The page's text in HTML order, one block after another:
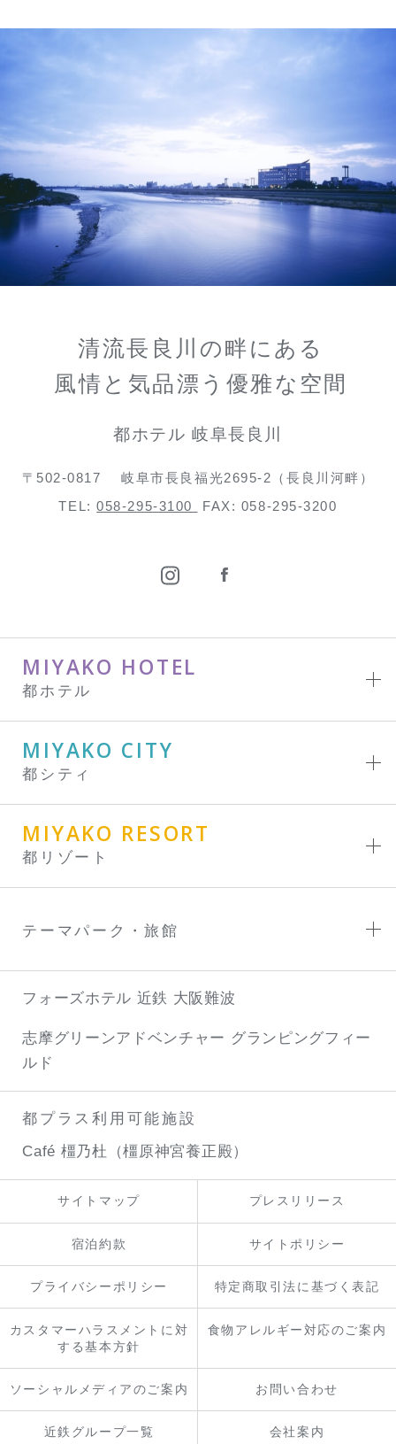
清流長良川の畔にある
風情と気品漂う優雅な空間
都ホテル 岐阜長良川
〒502-0817
岐阜市長良福光2695-2（長良川河畔）
TEL:058-295-3100 FAX: 058-295-3200
MIYAKO HOTEL
都ホテル
MIYAKO CITY
都シティ
MIYAKO RESORT
都リゾート
テーマパーク・旅館
フォーズホテル 近鉄 大阪難波
志摩グリーンアドベンチャー グランピングフィー
ルド
都プラス利用可能施設
Café 橿乃杜（橿原神宮養正殿）
サイトマップ プレスリリース
宿泊約款 サイトポリシー
プライバシーポリシー 特定商取引法に基づく表記
カスタマーハラスメントに対
する基本方針
食物アレルギー対応のご案内
ソーシャルメディアのご案内 お問い合わせ
近鉄グループ一覧 会社案内